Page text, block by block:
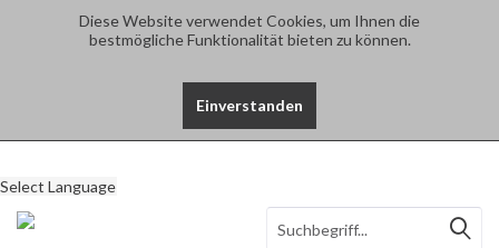
Diese Website verwendet Cookies, um Ihnen die
bestmögliche Funktionalität bieten zu können.
Einverstanden
Select Language